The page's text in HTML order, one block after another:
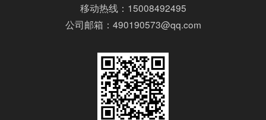
移动热线：15008492495
公司邮箱：490190573@qq.com